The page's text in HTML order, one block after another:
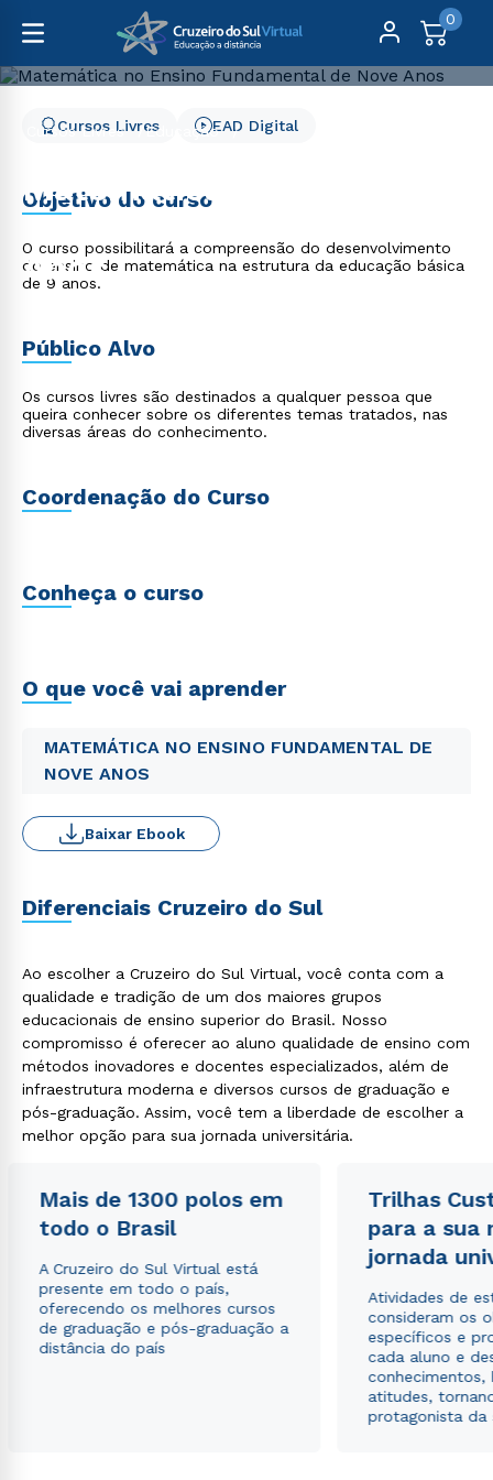
0
Cursos Livres
Educação
Matemática no Ensino
Fundamental de Nove
Anos
Cursos Livres EAD Digital
Objetivo do curso
O curso possibilitará a compreensão do desenvolvimento
do ensino de matemática na estrutura da educação básica
de 9 anos.
Público Alvo
Os cursos livres são destinados a qualquer pessoa que
queira conhecer sobre os diferentes temas tratados, nas
diversas áreas do conhecimento.
Coordenação do Curso
Conheça o curso
O que você vai aprender
MATEMÁTICA NO ENSINO FUNDAMENTAL DE
NOVE ANOS
Baixar Ebook
Diferenciais Cruzeiro do Sul
Ao escolher a Cruzeiro do Sul Virtual, você conta com a
qualidade e tradição de um dos maiores grupos
educacionais de ensino superior do Brasil. Nosso
compromisso é oferecer ao aluno qualidade de ensino com
métodos inovadores e docentes especializados, além de
infraestrutura moderna e diversos cursos de graduação e
pós-graduação. Assim, você tem a liberdade de escolher a
melhor opção para sua jornada universitária.
Mais de 1300 polos em
todo o Brasil
A Cruzeiro do Sul Virtual está
presente em todo o país,
oferecendo os melhores cursos
de graduação e pós-graduação a
distância do país
Trilhas
para a sua
jornada
Atividades de
consideram os
específicos e
cada aluno e
conhecimentos,
atitudes,
protagonista da